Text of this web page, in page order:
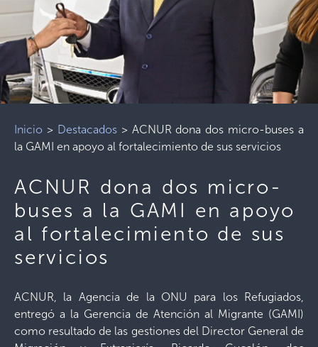
Inicio > Destacados> ACNUR dona dos micro-buses a
la GAMI en apoyo al fortalecimiento de sus servicios
ACNUR dona dos micro-
buses a la GAMI en apoyo
al fortalecimiento de sus
servicios
ACNUR, la Agencia de la ONU para los Refugiados,
entregó a la Gerencia de Atención al Migrante (GAMI)
como resultado de las gestiones del Director General de